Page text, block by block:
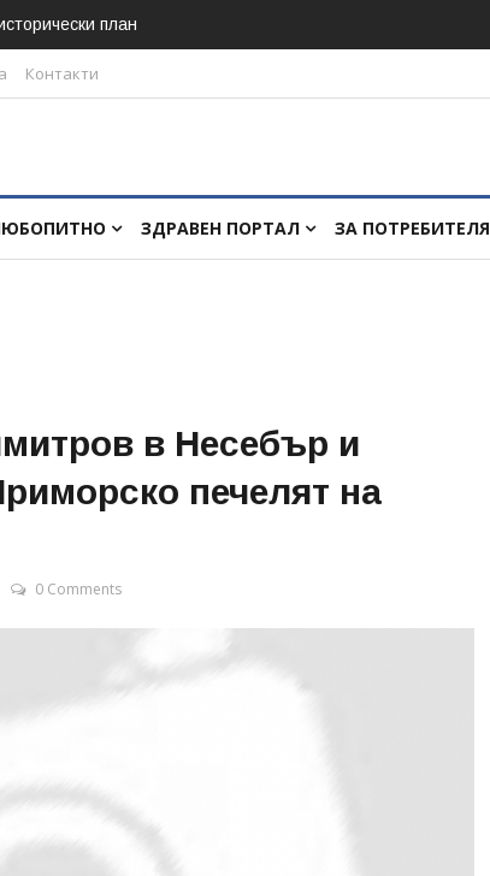
план
Контакти
ЗДРАВЕН ПОРТАЛ ЗА ПОТРЕБИТЕЛЯ
в Несебър и
печелят на
0 Comments